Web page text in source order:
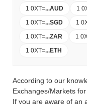
1 0XT=...AUD 1
1 0XT=...SGD 1
1 0XT=...ZAR 1
1 0XT=...ETH
According to our
Exchanges/Markets for
If you are aware of an